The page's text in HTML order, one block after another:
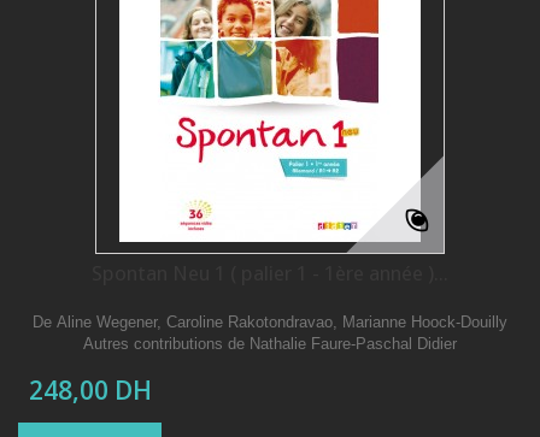
De Aline Wegener, Caroline Rakotondravao, Marianne Hoock-Douilly
Autres contributions de Nathalie Faure-Paschal Didier
248,00 DH